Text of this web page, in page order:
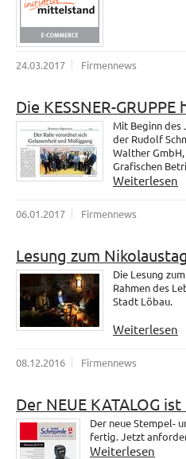
24.03.2017 Firmennews
Die KESSNER-
Mit Beginn des
der Rudolf
Walther
Grafischen
Weiterlesen
06.01.2017 Firmennews
Lesung zum
Die Lesung
Rahmen des
Stadt Löbau.
Weiterlesen
08.12.2016 Firmennews
Der NEUE KATALOG ist
Der neue Stempel-
fertig. Jetzt
Weiterlesen